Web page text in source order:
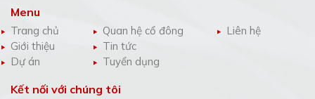
Menu
Trang chủ
Giới thiệu
Dự án
Quan hệ cổ đông
Tin tức
Tuyển dụng
Liên hệ
Kết nối với chúng tôi